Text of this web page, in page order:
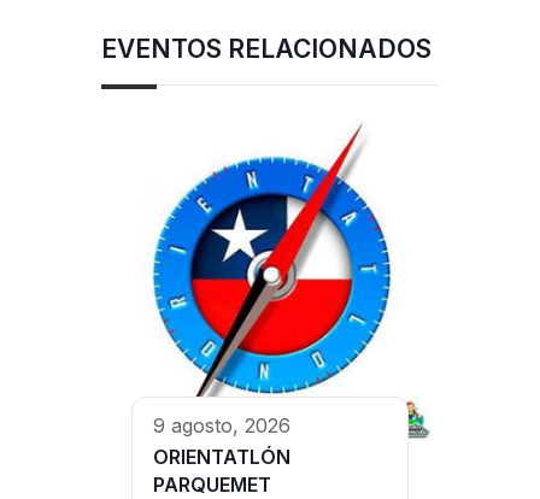
EVENTOS RELACIONADOS
9 agosto, 2026
ORIENTATLÓN
PARQUEMET